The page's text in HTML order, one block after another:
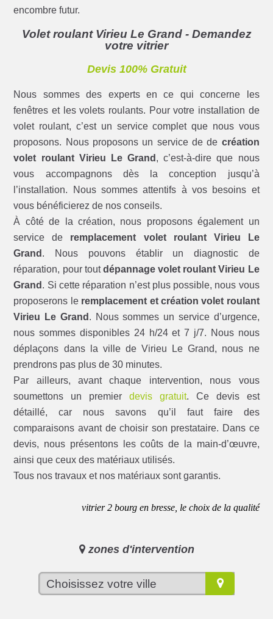
encombre futur.
Volet roulant Virieu Le Grand - Demandez
votre vitrier
Devis 100% Gratuit
Nous sommes des experts en ce qui concerne les
fenêtres et les volets roulants. Pour votre installation de
volet roulant, c’est un service complet que nous vous
proposons. Nous proposons un service de de création
volet roulant Virieu Le Grand , c’est-à-dire que nous
vous accompagnons dès la conception jusqu’à
l’installation. Nous sommes attentifs à vos besoins et
vous bénéficierez de nos conseils.
À côté de la création, nous proposons également un
service de remplacement volet roulant Virieu Le
Grand . Nous pouvons établir un diagnostic de
réparation, pour toutdépannage volet roulant Virieu Le
Grand . Si cette réparation n’est plus possible, nous vous
proposerons le remplacement et création volet roulant
Virieu Le Grand . Nous sommes un service d’urgence,
nous sommes disponibles 24 h/24 et 7 j/7. Nous nous
déplaçons dans la ville de Virieu Le Grand, nous ne
prendrons pas plus de 30 minutes.
Par ailleurs, avant chaque intervention, nous vous
soumettons un premierdevis gratuit. Ce devis est
détaillé, car nous savons qu’il faut faire des
comparaisons avant de choisir son prestataire. Dans ce
devis, nous présentons les coûts de la main-d’œuvre,
ainsi que ceux des matériaux utilisés.
Tous nos travaux et nos matériaux sont garantis.
vitrier 2 bourg en bresse, le choix de la qualité
zones d'intervention